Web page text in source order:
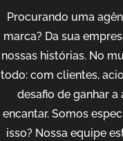
Procurando uma
marca? Da sua
nossas histórias. No
todo: com clientes,
desafio de ganhar
encantar. Somos
isso? Nossa equipe